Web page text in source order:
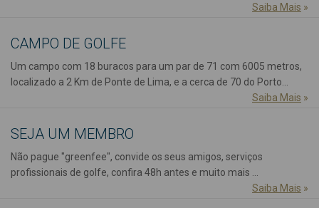
Saiba Mais »
CAMPO DE GOLFE
Um campo com 18 buracos para um par de 71 com 6005 metros,
localizado a 2 Km de Ponte de Lima, e a cerca de 70 do Porto...
Saiba Mais »
SEJA UM MEMBRO
Não pague "greenfee", convide os seus amigos, serviços
profissionais de golfe, confira 48h antes e muito mais ...
Saiba Mais »